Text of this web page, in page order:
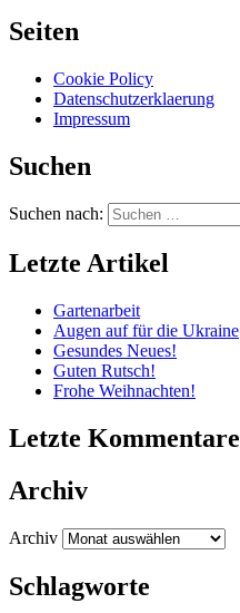
Seiten
Cookie Policy
Datenschutzerklaerung
Impressum
Suchen
Suchen nach:
Letzte Artikel
Gartenarbeit
Augen auf für die Ukraine
Gesundes Neues!
Guten Rutsch!
Frohe Weihnachten!
Letzte Kommentare
Archiv
Archiv
Schlagworte